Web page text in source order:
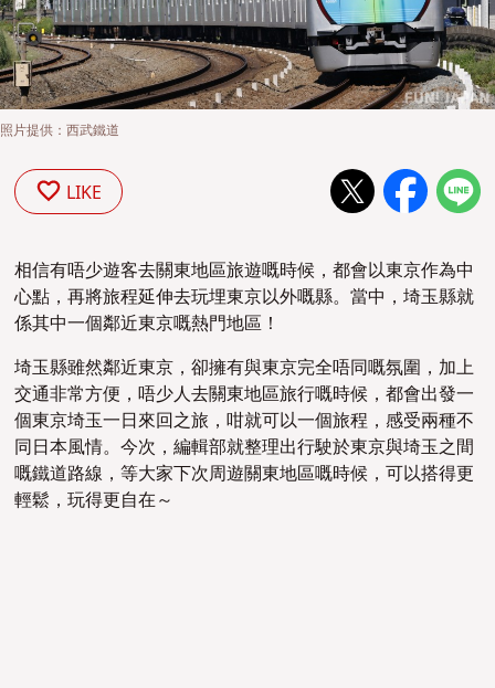
照片提供：西武鐵道
LIKE
相信有唔少遊客去關東地區旅遊嘅時候，都會以東京作為中
心點，再將旅程延伸去玩埋東京以外嘅縣。當中，埼玉縣就
係其中一個鄰近東京嘅熱門地區！
埼玉縣雖然鄰近東京，卻擁有與東京完全唔同嘅氛圍，加上
交通非常方便，唔少人去關東地區旅行嘅時候，都會出發一
個東京埼玉一日來回之旅，咁就可以一個旅程，感受兩種不
同日本風情。今次，編輯部就整理出行駛於東京與埼玉之間
嘅鐵道路線，等大家下次周遊關東地區嘅時候，可以搭得更
輕鬆，玩得更自在～